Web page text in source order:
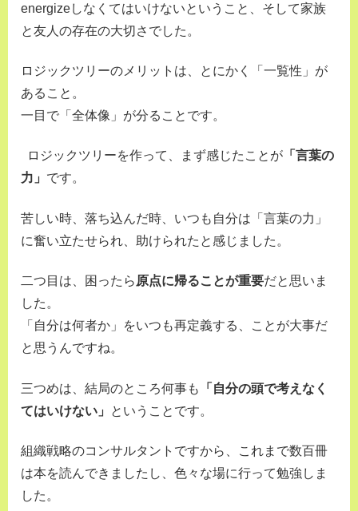
energizeしなくてはいけないということ、そして家族
と友人の存在の大切さでした。
ロジックツリーのメリットは、とにかく「一覧性」が
あること。
一目で「全体像」が分ることです。
ロジックツリーを作って、まず感じたことが 「言葉の
力」 です。
苦しい時、落ち込んだ時、いつも自分は「言葉の力」
に奮い立たせられ、助けられたと感じました。
二つ目は、困ったら 原点に帰ることが重要だと思いま
した。
「自分は何者か」をいつも再定義する、ことが大事だ
と思うんですね。
三つめは、結局のところ何事も
「自分の頭で考えなく
てはいけない」
ということです。
組織戦略のコンサルタントですから、これまで数百冊
は本を読んできましたし、色々な場に行って勉強しま
した。